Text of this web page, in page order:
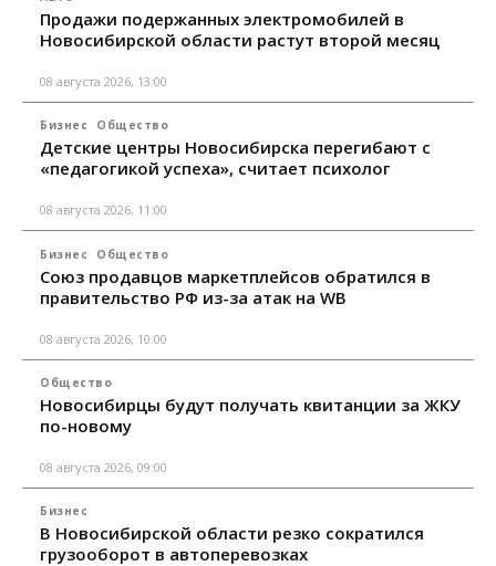
Продажи подержанных электромобилей в
Новосибирской области растут второй месяц
08 августа 2026, 13:00
Бизнес Общество
Детские центры Новосибирска перегибают с
«педагогикой успеха», считает психолог
08 августа 2026, 11:00
Бизнес Общество
Союз продавцов маркетплейсов обратился в
правительство РФ из-за атак на WB
08 августа 2026, 10:00
Общество
Новосибирцы будут получать квитанции за ЖКУ
по-новому
08 августа 2026, 09:00
Бизнес
В Новосибирской области резко сократился
грузооборот в автоперевозках